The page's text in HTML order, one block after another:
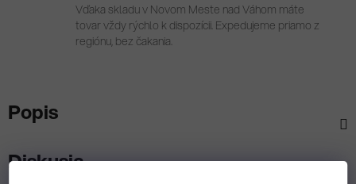
Vďaka skladu v Novom Meste nad Váhom máte
tovar vždy rýchlo k dispozícii. Expedujeme priamo z
regiónu, bez čakania.
Popis
Diskusia